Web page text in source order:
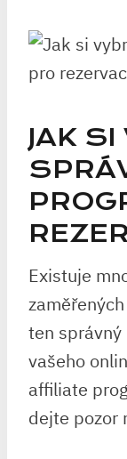
JAK SI
Existuje
ten
vašeho
affiliate
dejte pozor